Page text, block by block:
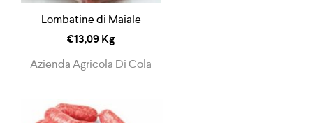
Lombatine di Maiale
€13,09 Kg
Azienda Agricola Di Cola